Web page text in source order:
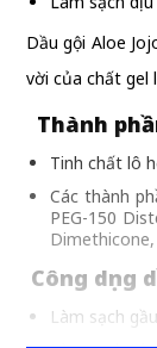
Dầu gội Aloe
vời của chất gel
Thành
Tinh chất lô
Các thành
PEG-150
Công dụng
Làm sạch